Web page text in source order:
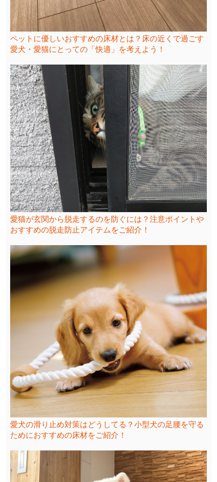
ペットに優しいおすすめの床材とは？床の近くで過ごす
愛犬・愛猫にとっての「快適」を考えよう！
愛猫が玄関から脱走するのを防ぐには？注意ポイントや
おすすめの脱走防止アイテムをご紹介！
愛犬の滑り止め対策はどうしてる？小型犬の足腰を守る
ためにおすすめの床材をご紹介！